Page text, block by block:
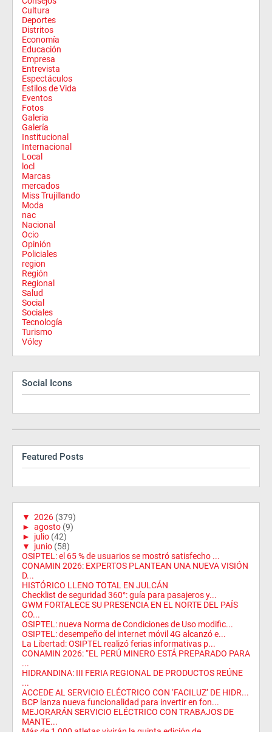
Cultura
Deportes
Distritos
Economía
Educación
Empresa
Entrevista
Espectáculos
Estilos de Vida
Eventos
Fotos
Galeria
Galería
Institucional
Internacional
Local
locl
Marcas
mercados
Miss Trujillando
Moda
nac
Nacional
Ocio
Opinión
Policiales
region
Región
Regional
Salud
Social
Sociales
Tecnología
Turismo
Vóley
Social Icons
Featured Posts
▼ 2026 (379)
► agosto (9)
► julio (42)
▼
junio (58)
OSIPTEL: el 65 % de usuarios se mostró satisfecho ...
CONAMIN 2026: EXPERTOS PLANTEAN UNA NUEVA VISIÓN
D...
HISTÓRICO LLENO TOTAL EN JULCÁN
Checklist de seguridad 360°: guía para pasajeros y...
GWM FORTALECE SU PRESENCIA EN EL NORTE DEL PAÍS
CO...
OSIPTEL: nueva Norma de Condiciones de Uso modific...
OSIPTEL: desempeño del internet móvil 4G alcanzó e...
La Libertad: OSIPTEL realizó ferias informativas p...
CONAMIN 2026: “EL PERÚ MINERO ESTÁ PREPARADO PARA
...
HIDRANDINA: III FERIA REGIONAL DE PRODUCTOS REÚNE
...
ACCEDE AL SERVICIO ELÉCTRICO CON ‘FACILUZ’ DE HIDR...
BCP lanza nueva funcionalidad para invertir en fon...
MEJORARÁN SERVICIO ELÉCTRICO CON TRABAJOS DE
MANTE...